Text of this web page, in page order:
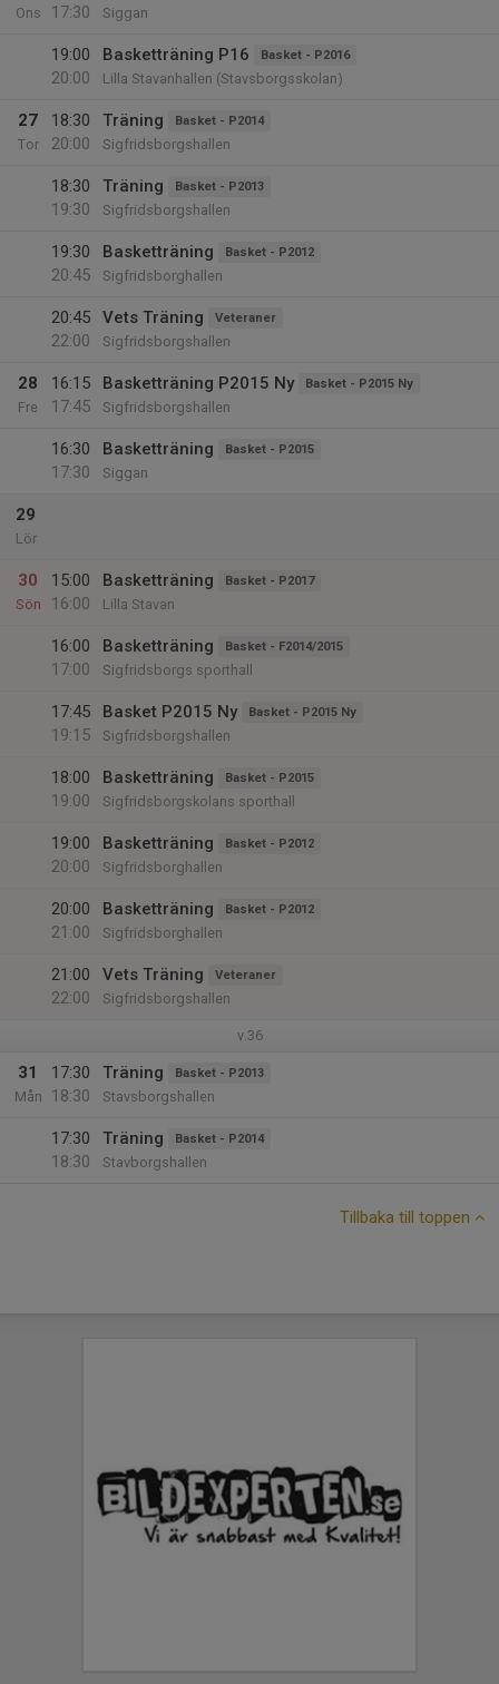
Ons
17:30
Siggan
19:00
20:00
Basketträning P16 Basket - P2016
Lilla Stavanhallen (Stavsborgsskolan)
27
Tor
18:30
20:00
Träning Basket - P2014
Sigfridsborgshallen
18:30
19:30
Träning Basket - P2013
Sigfridsborgshallen
19:30
20:45
Basketträning Basket - P2012
Sigfridsborghallen
20:45
22:00
Vets Träning Veteraner
Sigfridsborgshallen
28
Fre
16:15
17:45
Basketträning P2015 Ny Basket - P2015 Ny
Sigfridsborgshallen
16:30
17:30
Basketträning Basket - P2015
Siggan
29
Lör
30
Sön
15:00
16:00
Basketträning Basket - P2017
Lilla Stavan
16:00
17:00
Basketträning Basket - F2014/2015
Sigfridsborgs sporthall
17:45
19:15
Basket P2015 Ny Basket - P2015 Ny
Sigfridsborgshallen
18:00
19:00
Basketträning Basket - P2015
Sigfridsborgskolans sporthall
19:00
20:00
Basketträning Basket - P2012
Sigfridsborghallen
20:00
21:00
Basketträning Basket - P2012
Sigfridsborghallen
21:00
22:00
Vets Träning Veteraner
Sigfridsborgshallen
v.36
31
Mån
17:30
18:30
Träning Basket - P2013
Stavsborgshallen
17:30
18:30
Träning Basket - P2014
Stavborgshallen
Tillbaka till toppen